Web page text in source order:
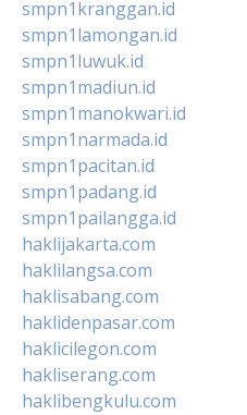
smpn1kranggan.id
smpn1lamongan.id
smpn1luwuk.id
smpn1madiun.id
smpn1manokwari.id
smpn1narmada.id
smpn1pacitan.id
smpn1padang.id
smpn1pailangga.id
haklijakarta.com
haklilangsa.com
haklisabang.com
haklidenpasar.com
haklicilegon.com
hakliserang.com
haklibengkulu.com